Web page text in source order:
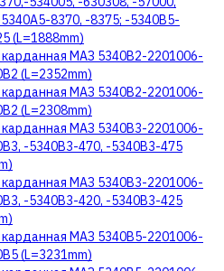
8370, -8375; -5340В5-
(L=1888mm)
МАЗ 5340В2-2201006-
(L=2352mm)
МАЗ 5340В2-2201006-
(L=2308mm)
МАЗ 5340В3-2201006-
-5340В3-470, -5340В3-475
МАЗ 5340В3-2201006-
-5340В3-420, -5340В3-425
МАЗ 5340В5-2201006-
(L=3231mm)